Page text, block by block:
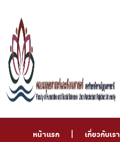
หน้าแรก เกี่ยวกับเรา